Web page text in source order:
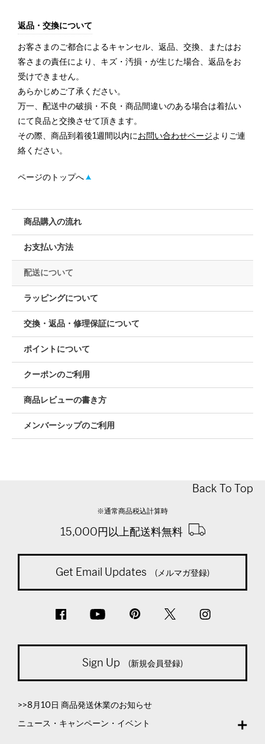
返品・交換について
お客さまのご都合によるキャンセル、返品、交換、またはお
客さまの責任により、キズ・汚損・が生じた場合、返品をお
受けできません。
あらかじめご了承ください。
万一、配送中の破損・不良・商品間違いのある場合は着払い
にて良品と交換させて頂きます。
その際、商品到着後1週間以内にお問い合わせページよりご連
絡ください。
ページのトップへ
商品購入の流れ
お支払い方法
配送について
ラッピングについて
交換・返品・修理保証について
ポイントについて
クーポンのご利用
商品レビューの書き方
メンバーシップのご利用
Back To Top
※通常商品税込計算時
15,000円以上配送料無料
Get Email Updates (メルマガ登録)
Sign Up (新規会員登録)
>>8月10日 商品発送休業のお知らせ
ニュース・キャンペーン・イベント